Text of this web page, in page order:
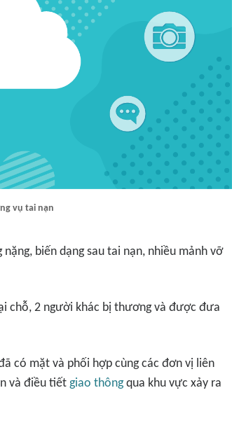
vụ tai nạn
biến dạng sau tai nạn, nhiều mảnh vỡ
chỗ, 2 người khác bị thương và được đưa
có mặt và phối hợp cùng các đơn vị liên
và điều tiết giao thôngqua khu vực xảy ra